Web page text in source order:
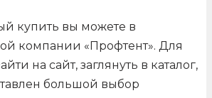
купить вы можете в
компании «Профтент». Для
на сайт, заглянуть в каталог,
большой выбор